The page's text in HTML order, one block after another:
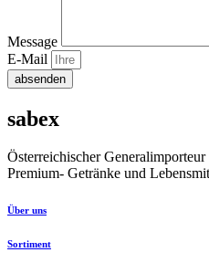
Message
E-Mail
absenden
sabex
Österreichischer
Premium- Getränke und
Über uns
Sortiment